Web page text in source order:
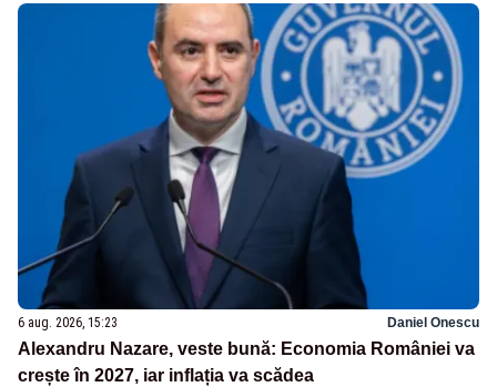
6 aug. 2026, 15:23 Daniel Onescu
Alexandru Nazare, veste bună: Economia României va
crește în 2027, iar inflația va scădea